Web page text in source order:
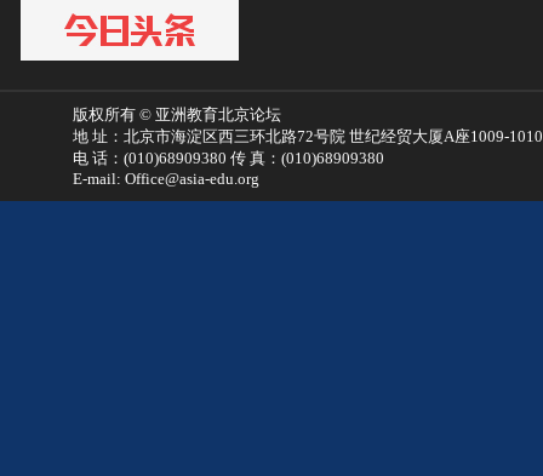
版权所有 © 亚洲教育北京论坛
地 址：北京市海淀区西三环北路72号院 世纪经贸大厦A座1009-
电 话：(010)68909380 传 真：(010)68909380
E-mail: Office@asia-edu.org